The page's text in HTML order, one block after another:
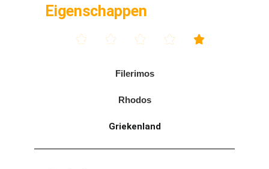
Eigenschappen
    
Filerimos
Rhodos
Griekenland